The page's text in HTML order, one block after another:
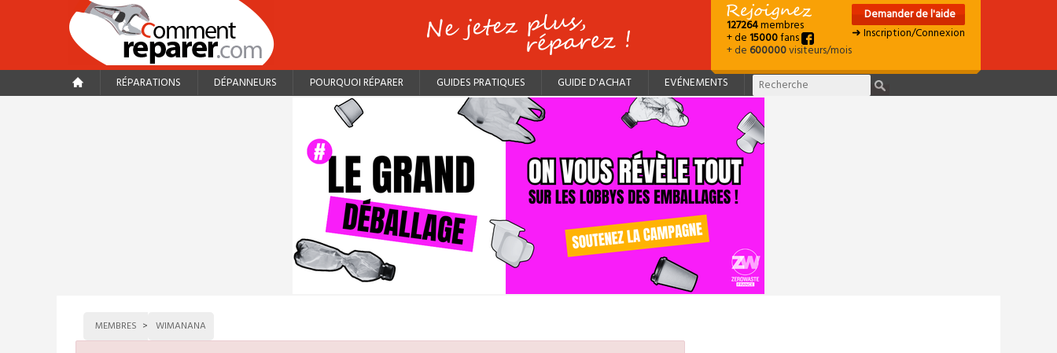
127264membres
+ de15000fans
+ de600000visiteurs/mois
Demander de l'aide
➜ Inscription/Connexion
RÉPARATIONS DÉPANNEURS POURQUOI RÉPARER GUIDES PRATIQUES GUIDE D'ACHAT EVÉNEMENTS
MEMBRES WIMANANA